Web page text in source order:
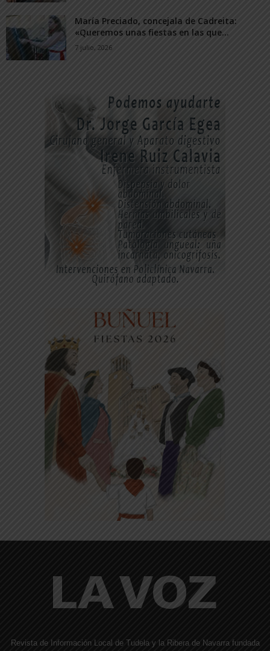
María Preciado, concejala de Cadreita:
«Queremos unas fiestas en las que...
7 julio, 2026
Revista de Información Local de Tudela y la Ribera de Navarra fundada